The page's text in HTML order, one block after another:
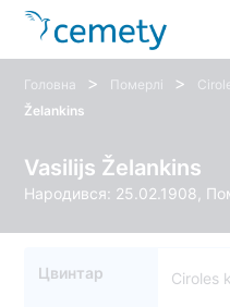
Головна > Померлі >
Želankins
Vasilijs Želankins
Народився: 25.02.1908,
Цвинтар Ciroles